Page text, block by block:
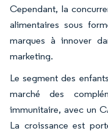
Cependant, la
alimentaires sous
marques à innover
marketing.
Le segment des
marché des
immunitaire, avec un
La croissance est